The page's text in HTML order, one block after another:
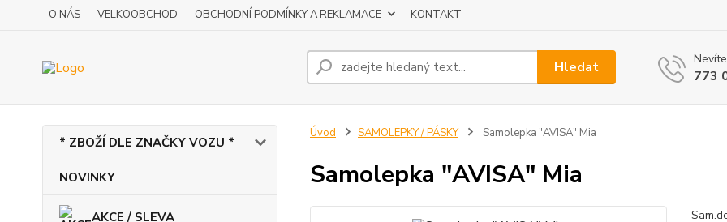
O NÁS VELKOOBCHOD OBCHODNÍ PODMÍNKY A REKLAMACE KONTAKT
Hledat
773
* ZBOŽÍ DLE ZNAČKY VOZU *
NOVINKY
AKCE / SLEVA
Úvod SAMOLEPKY / PÁSKY Samolepka "AVISA" Mia
Samolepka "AVISA" Mia